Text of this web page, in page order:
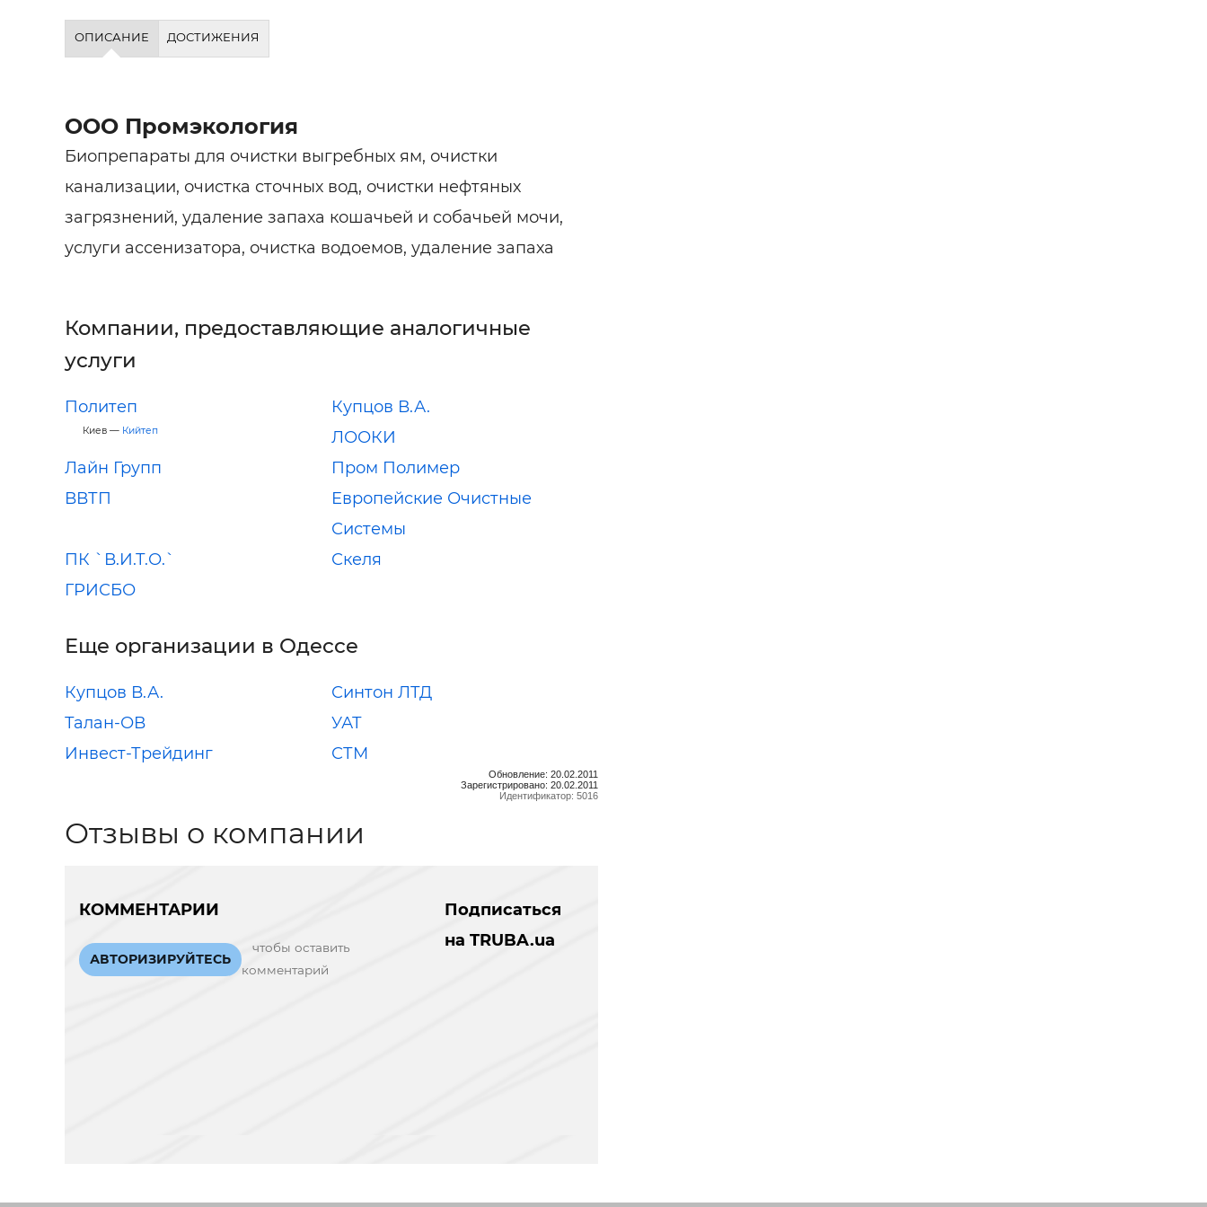
ОПИСАНИЕ ДОСТИЖЕНИЯ
ООО Промэкология
Биопрепараты для очистки выгребных ям, очистки
канализации, очистка сточных вод, очистки нефтяных
загрязнений, удаление запаха кошачьей и собачьей мочи,
услуги ассенизатора, очистка водоемов, удаление запаха
Компании, предоставляющие аналогичные
услуги
Политеп
Киев — Кийтеп
Купцов В.А.
ЛООКИ
Лайн Групп
Пром Полимер
ВВТП
Европейские Очистные
Системы
ПК `В.И.Т.О.`
Скеля
ГРИСБО
Еще организации в Одессе
Купцов В.А.
Синтон ЛТД
Талан-ОВ
УАТ
Инвест-Трейдинг
СТМ
Обновление: 20.02.2011
Зарегистрировано: 20.02.2011
Идентификатор: 5016
Отзывы о компании
КОММЕНТАРИИ
АВТОРИЗИРУЙТЕСЬ
чтобы оставить
комментарий
Подписаться
на TRUBA.ua